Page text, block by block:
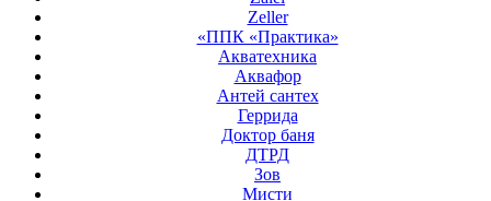
Zeller
«ППК «Практика»
Акватехника
Аквафор
Антей сантех
Геррида
Доктор баня
ДТРД
Зов
Мисти